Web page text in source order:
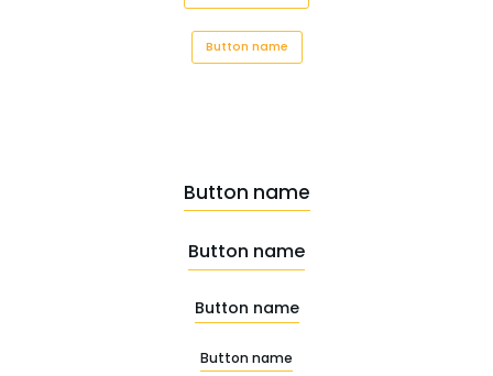
Button name
Button name
Button name
Button name
Button name